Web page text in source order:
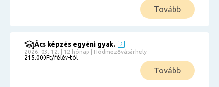
Tovább
Ács képzés egyéni gyak.
2026. 03. 12. | 12 hónap | Hódmezővásárhely
215.000Ft/félév-tól
Tovább